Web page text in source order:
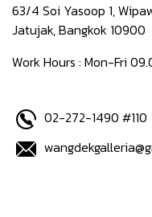
63/4 Soi Yasoop 1,
Jatujak, Bangkok 10900
Work Hours : Mon-Fri
02-272-1490 #110